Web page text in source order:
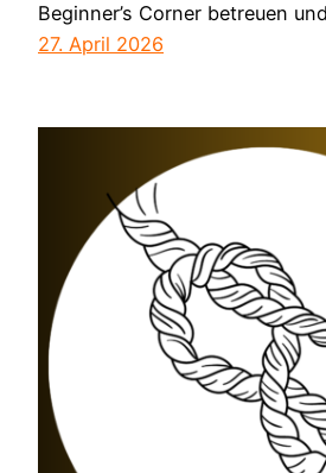
Beginner’s Corner betreuen
27. April 2026